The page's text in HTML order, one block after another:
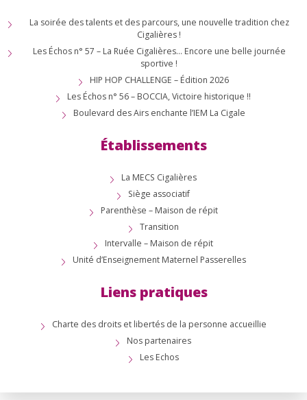
La soirée des talents et des parcours, une nouvelle tradition chez
Cigalières !
Les Échos n° 57 – La Ruée Cigalières… Encore une belle journée
sportive !
HIP HOP CHALLENGE – Édition 2026
Les Échos n° 56 – BOCCIA, Victoire historique !!
Boulevard des Airs enchante l’IEM La Cigale
Établissements
La MECS Cigalières
Siège associatif
Parenthèse – Maison de répit
Transition
Intervalle – Maison de répit
Unité d’Enseignement Maternel Passerelles
Liens pratiques
Charte des droits et libertés de la personne accueillie
Nos partenaires
Les Echos